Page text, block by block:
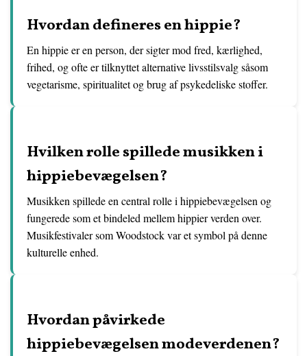
Hvordan defineres en hippie?
En hippie er en person, der sigter mod fred, kærlighed,
frihed, og ofte er tilknyttet alternative livsstilsvalg såsom
vegetarisme, spiritualitet og brug af psykedeliske stoffer.
Hvilken rolle spillede musikken i
hippiebevægelsen?
Musikken spillede en central rolle i hippiebevægelsen og
fungerede som et bindeled mellem hippier verden over.
Musikfestivaler som Woodstock var et symbol på denne
kulturelle enhed.
Hvordan påvirkede
hippiebevægelsen modeverdenen?